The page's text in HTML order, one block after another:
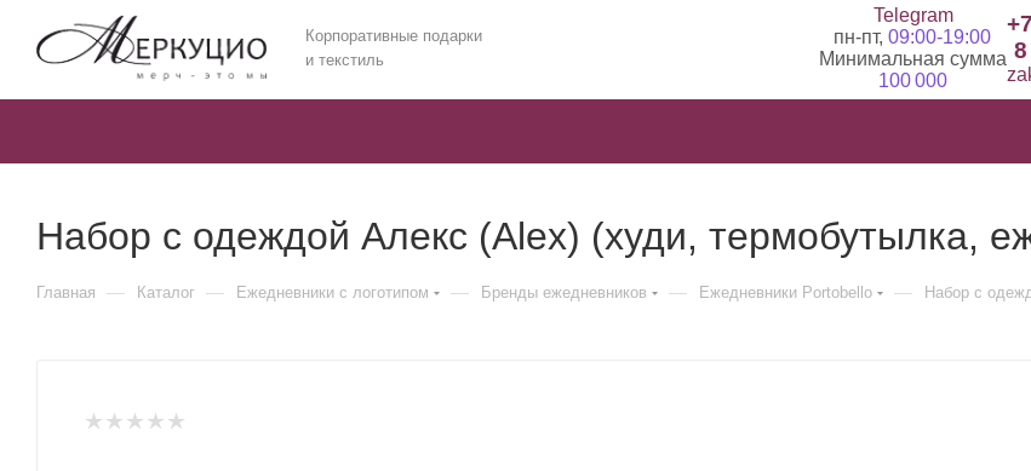
Корпоративные подарки
и текстиль
Telegram
пн-пт, 09:00-19:00
Минимальная сумма
100 000
Набор с одеждой Алекс (Alex) (худи, термобутылка,
Главная — Каталог — Ежедневники c логотипом — Бренды ежедневников — Ежедневники Portobello — Набор с